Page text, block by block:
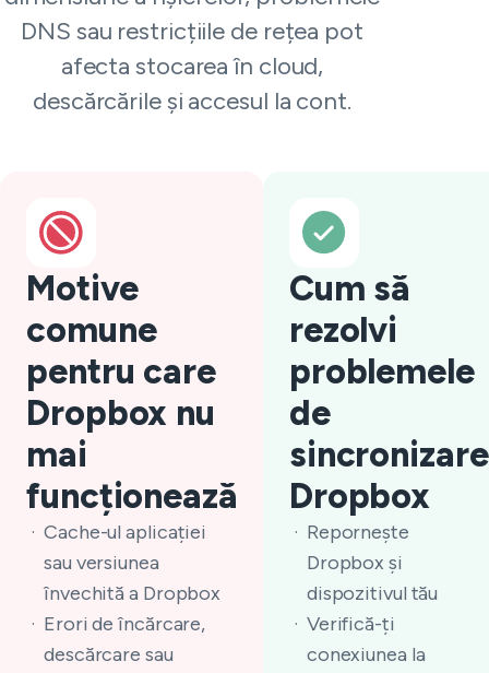
DNS sau restricțiile de rețea pot
afecta stocarea în cloud,
descărcările și accesul la cont.
Motive
comune
pentru care
Dropbox nu
mai
funcționează
Cache-ul aplicației
sau versiunea
învechită a Dropbox
Erori de încărcare,
descărcare sau
Cum să
rezolvi
problemele
de
sincronizare
Dropbox
Repornește
Dropbox și
dispozitivul tău
Verifică-ți
conexiunea la